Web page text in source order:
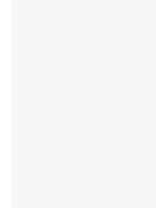
Одинцово,